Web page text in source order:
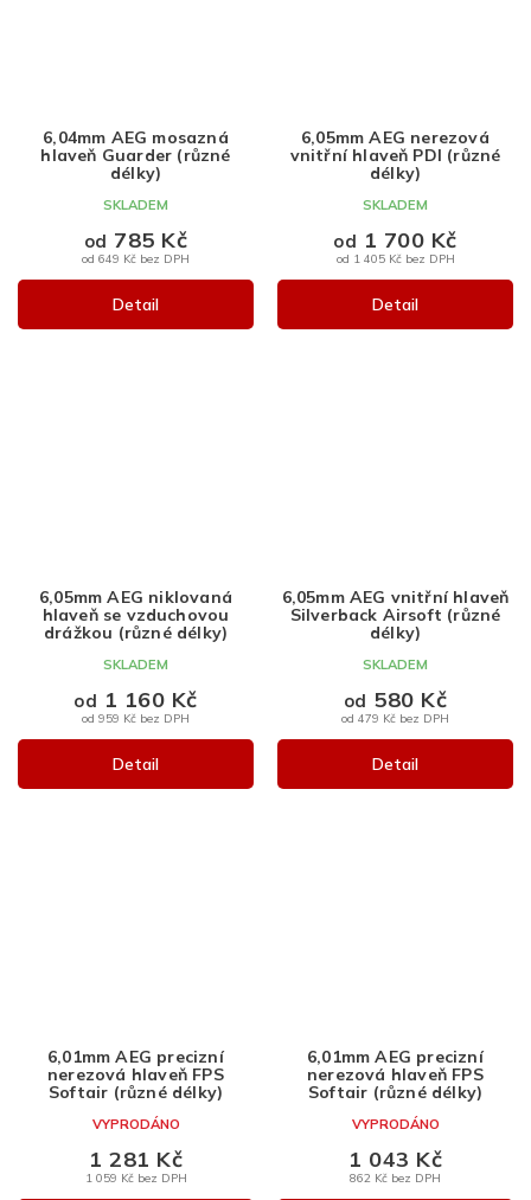
6,04mm AEG mosazná
hlaveň Guarder (různé
délky)
SKLADEM
od 649 Kč bez DPH
od 785 Kč
Detail
6,05mm AEG nerezová
vnitřní hlaveň PDI (různé
délky)
SKLADEM
od 1 405 Kč bez DPH
od 1 700 Kč
Detail
6,05mm AEG niklovaná
hlaveň se vzduchovou
drážkou (různé délky)
SKLADEM
od 959 Kč bez DPH
od 1 160 Kč
Detail
6,05mm AEG vnitřní hlaveň
Silverback Airsoft (různé
délky)
SKLADEM
od 479 Kč bez DPH
od 580 Kč
Detail
6,01mm AEG precizní
nerezová hlaveň FPS
Softair (různé délky)
VYPRODÁNO
1 059 Kč bez DPH
1 281 Kč
6,01mm AEG precizní
nerezová hlaveň FPS
Softair (různé délky)
VYPRODÁNO
862 Kč bez DPH
1 043 Kč